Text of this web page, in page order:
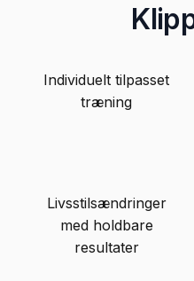
Individuelt tilpasset
træning
Livsstilsændringer
med holdbare
resultater